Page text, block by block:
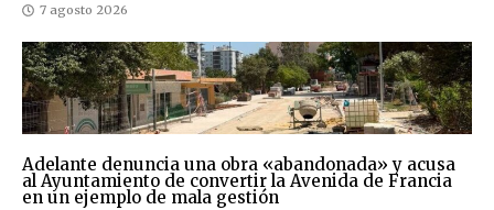
7 agosto 2026
Adelante denuncia una obra «abandonada» y acusa
al Ayuntamiento de convertir la Avenida de Francia
en un ejemplo de mala gestión